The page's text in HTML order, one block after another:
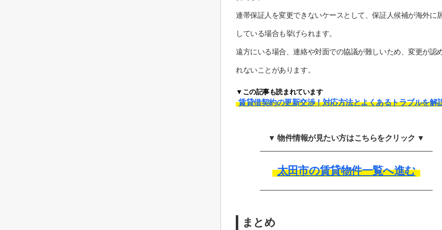
連帯保証人を変更できないケースとして、保証人候補が海外に
している場合も挙げられます。
遠方にいる場合、連絡や対面での協議が難しいため、変更が認
れないことがあります。
▼この記事も読まれています
賃貸借契約の更新交渉！対応方法とよくあるトラブルを解
▼ 物件情報が見たい方はこちらをクリック ▼
太田市の賃貸物件一覧へ進む
まとめ